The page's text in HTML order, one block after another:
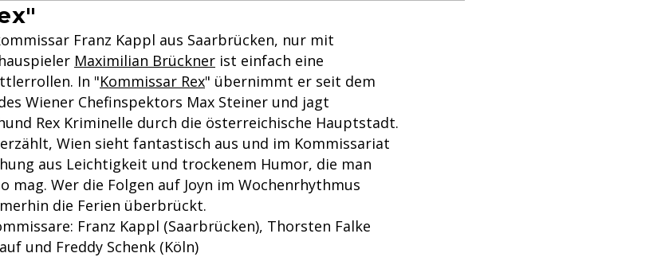
Franz Kappl aus Saarbrücken, nur mit
Maximilian Brückner ist einfach eine
In "Kommissar Rex" übernimmt er seit dem
Wiener Chefinspektors Max Steiner und jagt
Rex Kriminelle durch die österreichische Hauptstadt.
Wien sieht fantastisch aus und im Kommissariat
aus Leichtigkeit und trockenem Humor, die man
mag. Wer die Folgen auf Joyn im Wochenrhythmus
die Ferien überbrückt.
Franz Kappl (Saarbrücken), Thorsten Falke
und Freddy Schenk (Köln)